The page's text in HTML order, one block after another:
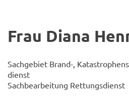
Frau Diana
Sach­ge­biet Brand-​,
dienst
Sach­be­ar­bei­tung Ret­tungs­dienst